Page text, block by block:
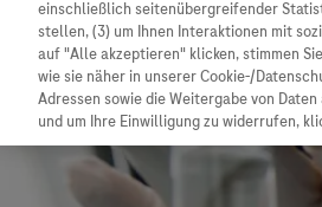
UnternehmenInnovation
einschließlich seitenübergreifender
stellen, (3) um Ihnen Interaktionen mit
auf "Alle akzeptieren" klicken, stimmen
wie sie näher in unserer Cookie-/
Adressen sowie die Weitergabe von
und um Ihre Einwilligung zu widerrufen,